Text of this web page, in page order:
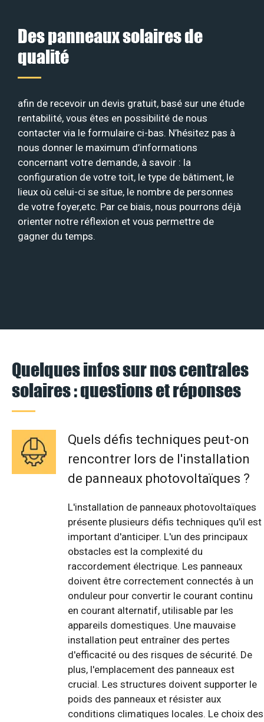
Des panneaux solaires de
qualité
afin de recevoir un devis gratuit, basé sur une étude
rentabilité, vous êtes en possibilité de nous
contacter via le formulaire ci-bas. N’hésitez pas à
nous donner le maximum d’informations
concernant votre demande, à savoir : la
configuration de votre toit, le type de bâtiment, le
lieux où celui-ci se situe, le nombre de personnes
de votre foyer,etc. Par ce biais, nous pourrons déjà
orienter notre réflexion et vous permettre de
gagner du temps.
Quelques infos sur nos centrales
solaires : questions et réponses
Quels défis techniques peut-on
rencontrer lors de l'installation
de panneaux photovoltaïques ?
L'installation de panneaux photovoltaïques
présente plusieurs défis techniques qu'il est
important d'anticiper. L'un des principaux
obstacles est la complexité du
raccordement électrique. Les panneaux
doivent être correctement connectés à un
onduleur pour convertir le courant continu
en courant alternatif, utilisable par les
appareils domestiques. Une mauvaise
installation peut entraîner des pertes
d'efficacité ou des risques de sécurité. De
plus, l'emplacement des panneaux est
crucial. Les structures doivent supporter le
poids des panneaux et résister aux
conditions climatiques locales. Le choix des